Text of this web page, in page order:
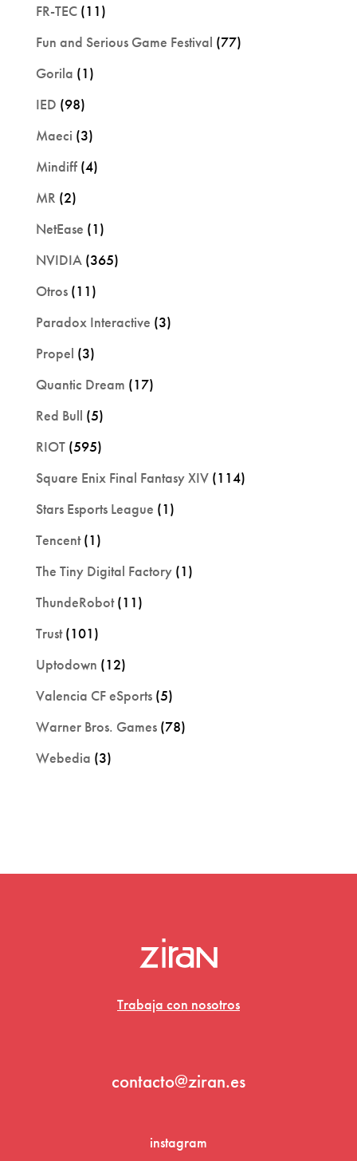
FR-TEC(11)
Fun and Serious Game Festival (77)
Gorila (1)
IED (98)
Maeci (3)
Mindiff(4)
MR (2)
NetEase (1)
NVIDIA(365)
Otros(11)
Paradox Interactive (3)
Propel (3)
Quantic Dream (17)
Red Bull (5)
RIOT(595)
Square Enix Final Fantasy XIV(114)
Stars Esports League (1)
Tencent(1)
The Tiny Digital Factory(1)
ThundeRobot(11)
Trust(101)
Uptodown (12)
Valencia CF eSports(5)
Warner Bros. Games(78)
Webedia (3)
Trabaja con nosotros
contacto@ziran.es
instagram